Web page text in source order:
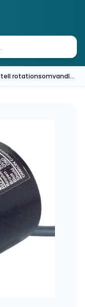
Omron Inkrementell rotationsomvandlare 360 PPR 24V (E6C2CWZ6C360PR2MOMS)